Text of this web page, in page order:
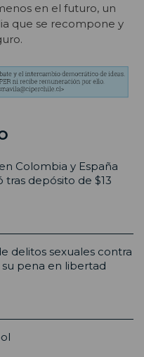
en el futuro, un
que se recompone y
Colombia y España
depósito de $13
delitos sexuales contra
pena en libertad